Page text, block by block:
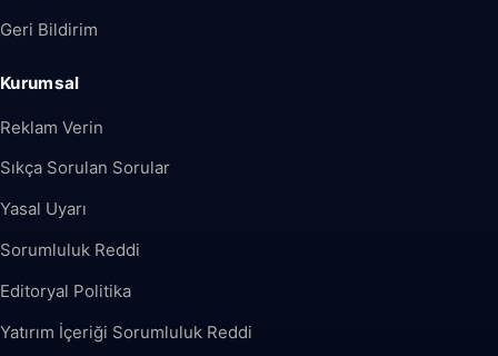
Geri Bildirim
Kurumsal
Reklam Verin
Sıkça Sorulan Sorular
Yasal Uyarı
Sorumluluk Reddi
Editoryal Politika
Yatırım İçeriği Sorumluluk Reddi